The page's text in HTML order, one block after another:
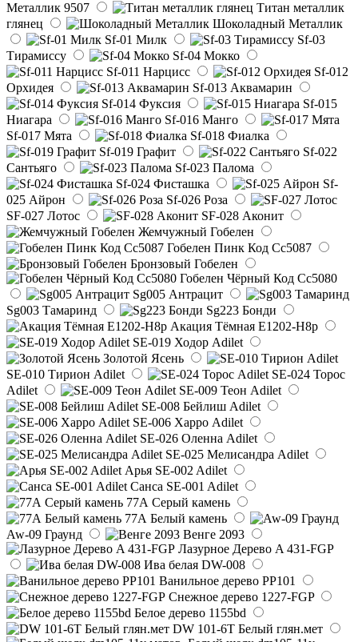
Металлик 9507
Титан металлик
глянец
Шоколадный Металлик
Sf-01 Милк
Sf-03
Тирамиссу
Sf-04 Мокко
Sf-011 Нарцисс
Sf-012
Орхидея
Sf-013 Аквамарин
Sf-014 Фуксия
Sf-015
Ниагара
Sf-016 Манго
Sf-017 Мята
Sf-018 Фиалка
Sf-019 Графит
Sf-022
Сантьяго
Sf-023 Палома
Sf-024 Фисташка
Sf-
025 Айрон
Sf-026 Роза
SF-027 Лотос
SF-028 Аконит
Жемчужный Гобелен
Гобелен Пинк Код Сс5087
Бронзовый Гобелен
Гобелен Чёрный Код Сс5080
Sg005 Антрацит
Sg003 Тамаринд
Sg223 Бонди
Акация Тёмная E1202-H8p
SE-019 Ходор Adilet
Золотой Ясень
SE-010 Тирион Adilet
SE-024 Торос
Adilet
SE-009 Теон Adilet
SE-008 Бейлиш Adilet
SE-006 Харро Adilet
SE-026 Оленна Adilet
SE-025 Мелисандра Adilet
Арья SE-002 Adilet
Санса SE-001 Adilet
77А Серый камень
77А Белый камень
Aw-09 Граунд
Венге 2093
Лазурное Дерево A 431-FGP
Ива белая DW-008
Ванильное дерево PP101
Снежное дерево 1227-FGP
Белое дерево 1155bd
DW 101-6T Белый глян.мет